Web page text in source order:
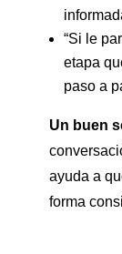
“Si le
etapa
paso a
Un buen
ayuda a
forma